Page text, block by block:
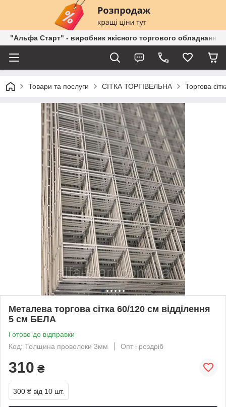
"Альфа Старт" - виробник якісного торгового обладнання
Товари та послуги СІТКА ТОРГІВЕЛЬНА Торгова
Металева торгова сітка 60/120 см відділення
5 см БЕЛА
Готово до відправки
Код: Толщина проволоки 3мм
Опт і роздріб
310 ₴
300 ₴ від 10 шт.